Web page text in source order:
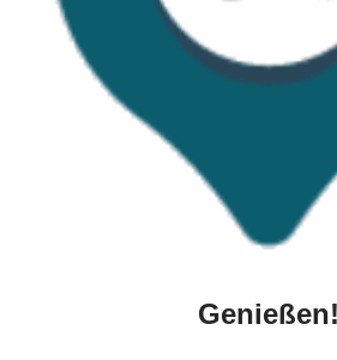
Genießen!